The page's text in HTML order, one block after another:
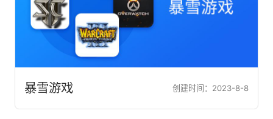
暴雪游戏 创建时间：2023-8-8